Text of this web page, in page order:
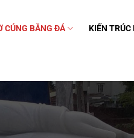
CÚNG BẰNG ĐÁ KIẾN